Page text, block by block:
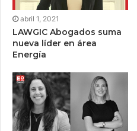
abril 1, 2021
LAWGIC Abogados suma
nueva líder en área
Energía